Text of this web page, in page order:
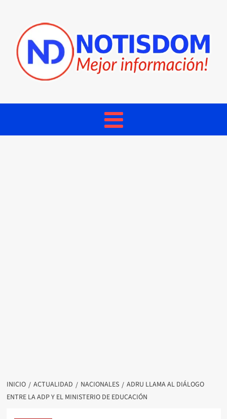
INICIO ACTUALIDAD NACIONALES
ADRU LLAMA AL DIÁLOGO
ENTRE LA ADP Y EL MINISTERIO DE EDUCACIÓN